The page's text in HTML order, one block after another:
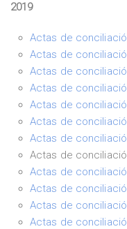
2019
Actas de
Actas de
Actas de
Actas de
Actas de
Actas de
Actas de
Actas de
Actas de
Actas de
Actas de
Actas de